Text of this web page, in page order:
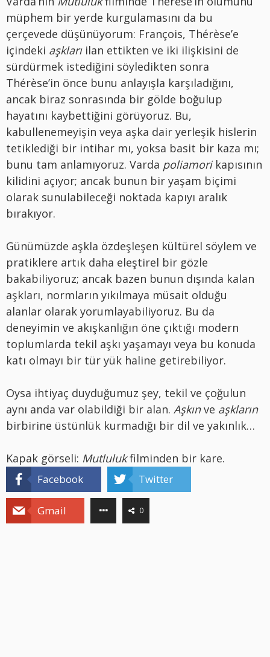
müphem bir yerde kurgulamasını da bu
çerçevede düşünüyorum: François, Thérèse’e
içindeki aşklarıilan ettikten ve iki ilişkisini de
sürdürmek istediğini söyledikten sonra
Thérèse’in önce bunu anlayışla karşıladığını,
ancak biraz sonrasında bir gölde boğulup
hayatını kaybettiğini görüyoruz. Bu,
kabullenemeyişin veya aşka dair yerleşik hislerin
tetiklediği bir intihar mı, yoksa basit bir kaza mı;
bunu tam anlamıyoruz. Varda poliamorikapısının
kilidini açıyor; ancak bunun bir yaşam biçimi
olarak sunulabileceği noktada kapıyı aralık
bırakıyor.
Günümüzde aşkla özdeşleşen kültürel söylem ve
pratiklere artık daha eleştirel bir gözle
bakabiliyoruz; ancak bazen bunun dışında kalan
aşkları, normların yıkılmaya müsait olduğu
alanlar olarak yorumlayabiliyoruz. Bu da
deneyimin ve akışkanlığın öne çıktığı modern
toplumlarda tekil aşkı yaşamayı veya bu konuda
katı olmayı bir tür yük haline getirebiliyor.
Oysa ihtiyaç duyduğumuz şey, tekil ve çoğulun
aynı anda var olabildiği bir alan. Aşkınve aşkların
birbirine üstünlük kurmadığı bir dil ve yakınlık…
Kapak görseli: Mutlulukfilminden bir kare.
Facebook Twitter
Gmail 0